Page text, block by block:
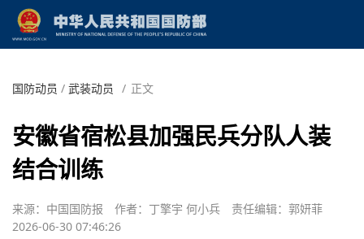
国防动员 / 武装动员 / 正文
安徽省宿松县加强民兵分队人装
结合训练
来源：中国国防报 作者：丁擎宇 何小兵
责任编辑：郭妍菲
2026-06-30 07:46:26